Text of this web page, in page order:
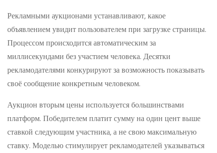
Рекламными аукционами устанавливают, какое
объявлением увидит пользователем при загрузке страницы.
Процессом происходится автоматическим за
миллисекундами без участием человека. Десятки
рекламодателями конкурируют за возможность показывать
своё сообщение конкретным человеком.
Аукцион вторым цены используется большинствами
платформ. Победителем платит сумму на один цент выше
ставкой следующим участника, а не свою максимальную
ставку. Моделью стимулирует рекламодателей указываться